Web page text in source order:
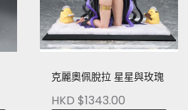
克麗奧佩脫拉 星星與玫瑰
HKD $1343.00